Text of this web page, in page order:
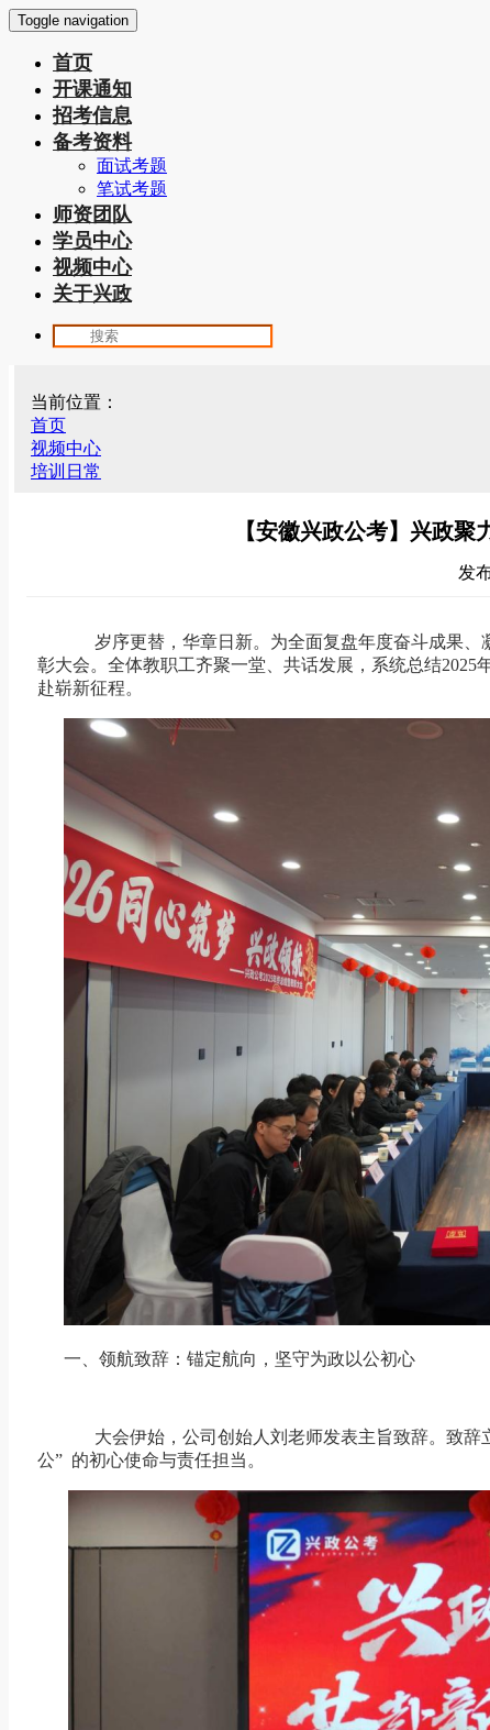
Toggle navigation
首页
开课通知
招考信息
备考资料
面试考题
笔试考题
师资团队
学员中心
视频中心
关于兴政
当前位置：
首页
视频中心
培训日常
【安徽兴政公考】兴政
发
岁序更替，华章日新。为全面复盘年度奋斗成果、
彰大会。全体教职工齐聚一堂、共话发展，系统总结2025
赴崭新征程。
一、领航致辞：锚定航向，坚守为政以公初心
大会伊始，公司创始人刘老师发表主旨致辞。致
公” 的初心使命与责任担当。